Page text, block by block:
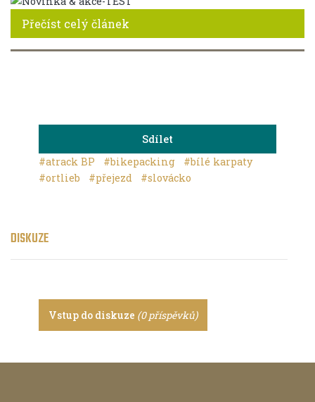
Přečíst celý článek
Sdílet
#atrack BP
#bikepacking
#bílé karpaty
#ortlieb
#přejezd #slovácko
DISKUZE
Vstup do diskuze (0 příspěvků)